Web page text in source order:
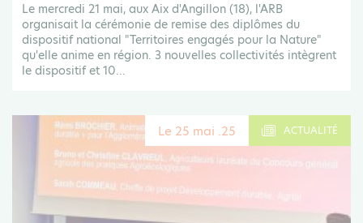
Le mercredi 21 mai, aux Aix d'Angillon (18), l'ARB
organisait la cérémonie de remise des diplômes du
dispositif national "Territoires engagés pour la Nature"
qu'elle anime en région. 3 nouvelles collectivités intègrent
le dispositif et 10...
Le 25 mai .25 ACTUALITÉ